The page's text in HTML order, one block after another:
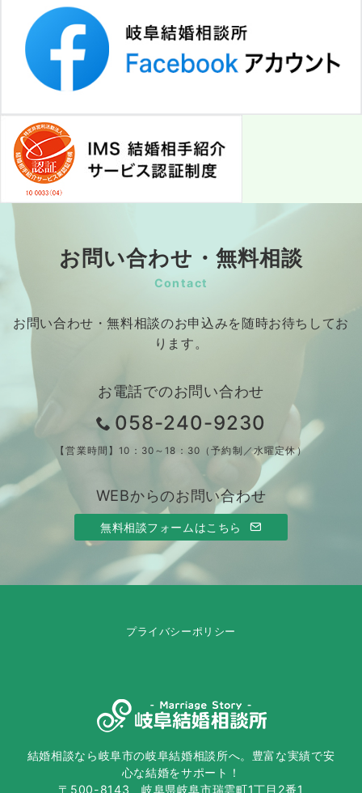
お問い合わせ・無料相談
Contact
お問い合わせ・無料相談のお申込みを随時お待ちしてお
ります。
お電話でのお問い合わせ
058-240-9230
【営業時間】10：30～18：30（予約制／水曜定休）
WEBからのお問い合わせ
無料相談フォームはこちら
プライバシーポリシー
結婚相談なら岐阜市の岐阜結婚相談所へ。豊富な実績で安
心な結婚をサポート！
〒500-8143 岐阜県岐阜市瑞雲町1丁目2番1